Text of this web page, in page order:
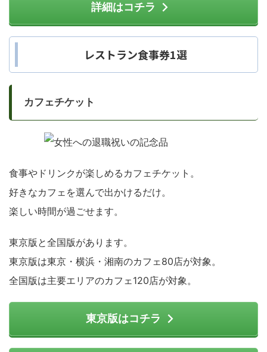
詳細はコチラ
レストラン食事券1選
カフェチケット
食事やドリンクが楽しめるカフェチケット。
好きなカフェを選んで出かけるだけ。
楽しい時間が過ごせます。
東京版と全国版があります。
東京版は東京・横浜・湘南のカフェ80店が対象。
全国版は主要エリアのカフェ120店が対象。
東京版はコチラ